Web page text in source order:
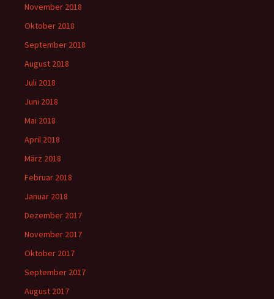
November 2018
Oktober 2018
September 2018
August 2018
Juli 2018
Juni 2018
Mai 2018
April 2018
März 2018
Februar 2018
Januar 2018
Dezember 2017
November 2017
Oktober 2017
September 2017
August 2017